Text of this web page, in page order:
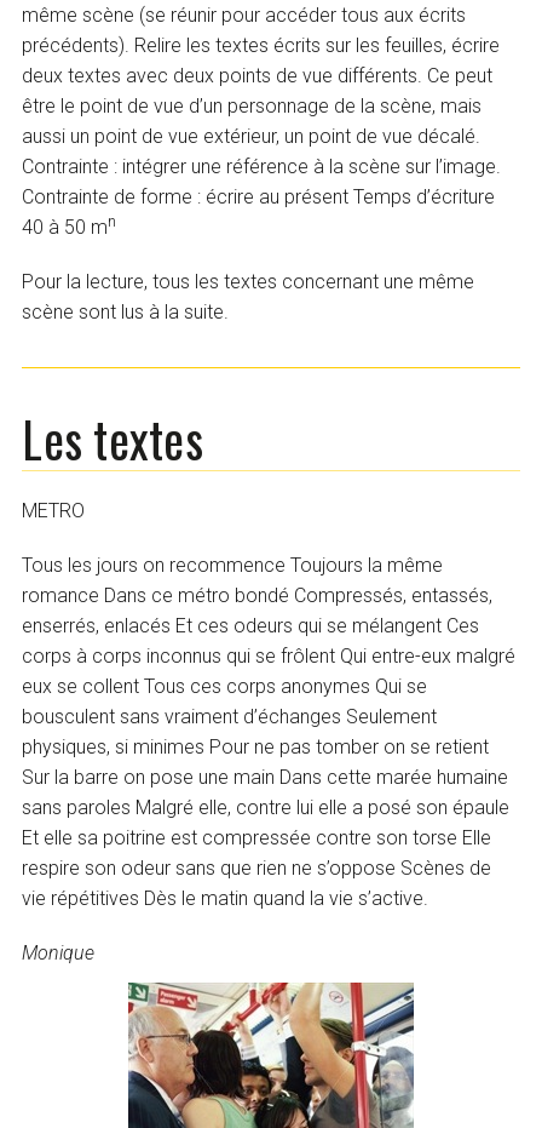
même scène (se réunir pour accéder tous aux écrits
précédents). Relire les textes écrits sur les feuilles, écrire
deux textes avec deux points de vue différents. Ce peut
être le point de vue d’un personnage de la scène, mais
aussi un point de vue extérieur, un point de vue décalé.
Contrainte : intégrer une référence à la scène sur l’image.
Contrainte de forme : écrire au présent Temps d’écriture
40 à 50 mn
Pour la lecture, tous les textes concernant une même
scène sont lus à la suite.
Les textes
METRO
Tous les jours on recommence Toujours la même
romance Dans ce métro bondé Compressés, entassés,
enserrés, enlacés Et ces odeurs qui se mélangent Ces
corps à corps inconnus qui se frôlent Qui entre-eux malgré
eux se collent Tous ces corps anonymes Qui se
bousculent sans vraiment d’échanges Seulement
physiques, si minimes Pour ne pas tomber on se retient
Sur la barre on pose une main Dans cette marée humaine
sans paroles Malgré elle, contre lui elle a posé son épaule
Et elle sa poitrine est compressée contre son torse Elle
respire son odeur sans que rien ne s’oppose Scènes de
vie répétitives Dès le matin quand la vie s’active.
Monique